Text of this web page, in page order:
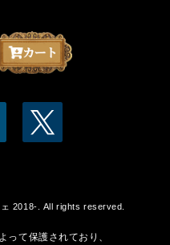
2018-. All rights reserved.
って保護されており、